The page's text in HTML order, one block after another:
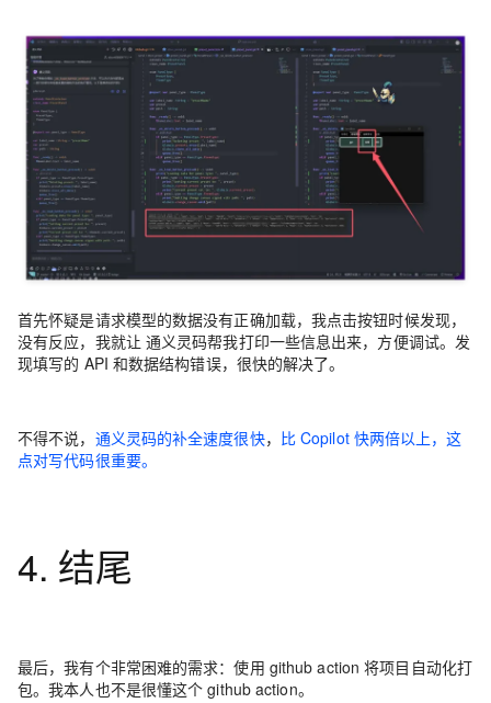
首先怀疑是请求模型的数据没有正确加载，我点击按钮时候发现，
没有反应，我就让 通义灵码帮我打印一些信息出来，方便调试。发
现填写的 API 和数据结构错误，很快的解决了。
不得不说， 通义灵码的补全速度很快， 比 Copilot 快两倍以上，这
点对写代码很重要。
4. 结尾
最后，我有个非常困难的需求：使用 github action 将项目自动化打
包。我本人也不是很懂这个 github action。